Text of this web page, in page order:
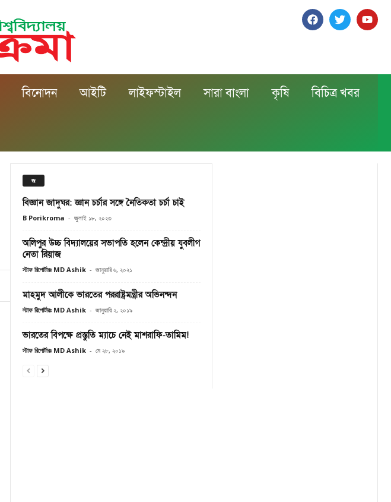
বিনোদন আইটি লাইফস্টাইল সারা বাংলা কৃষি বিচিত্র খবর
জ
বিজ্ঞান জাদুঘর: জ্ঞান চর্চার সঙ্গে নৈতিকতা চর্চা চাই
B Porikroma - জুলাই ১৮, ২০২৩
অলিপুর উচ্চ বিদ্যালয়ের সভাপতি হলেন কেন্দ্রীয় যুবলীগ
নেতা রিয়াজ
স্টাফ রিপোর্টারঃ MD Ashik - জানুয়ারি ৬, ২০২১
মাহমুদ আলীকে ভারতের পররাষ্ট্রমন্ত্রীর অভিনন্দন
স্টাফ রিপোর্টারঃ MD Ashik - জানুয়ারি ২, ২০১৯
ভারতের বিপক্ষে প্রস্তুতি ম্যাচে নেই মাশরাফি-তামিম!
স্টাফ রিপোর্টারঃ MD Ashik - মে ২৮, ২০১৯